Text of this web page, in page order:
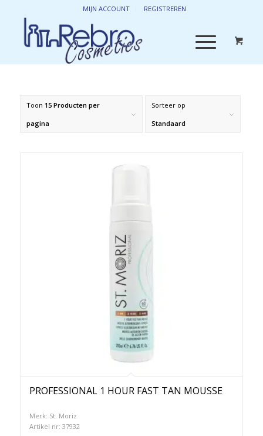
MIJN ACCOUNT REGISTREREN
Sorteer op
Standaard
Toon 15 Producten per
pagina
PROFESSIONAL 1 HOUR FAST TAN MOUSSE
Merk: St. Moriz
Artikel nr: 37932